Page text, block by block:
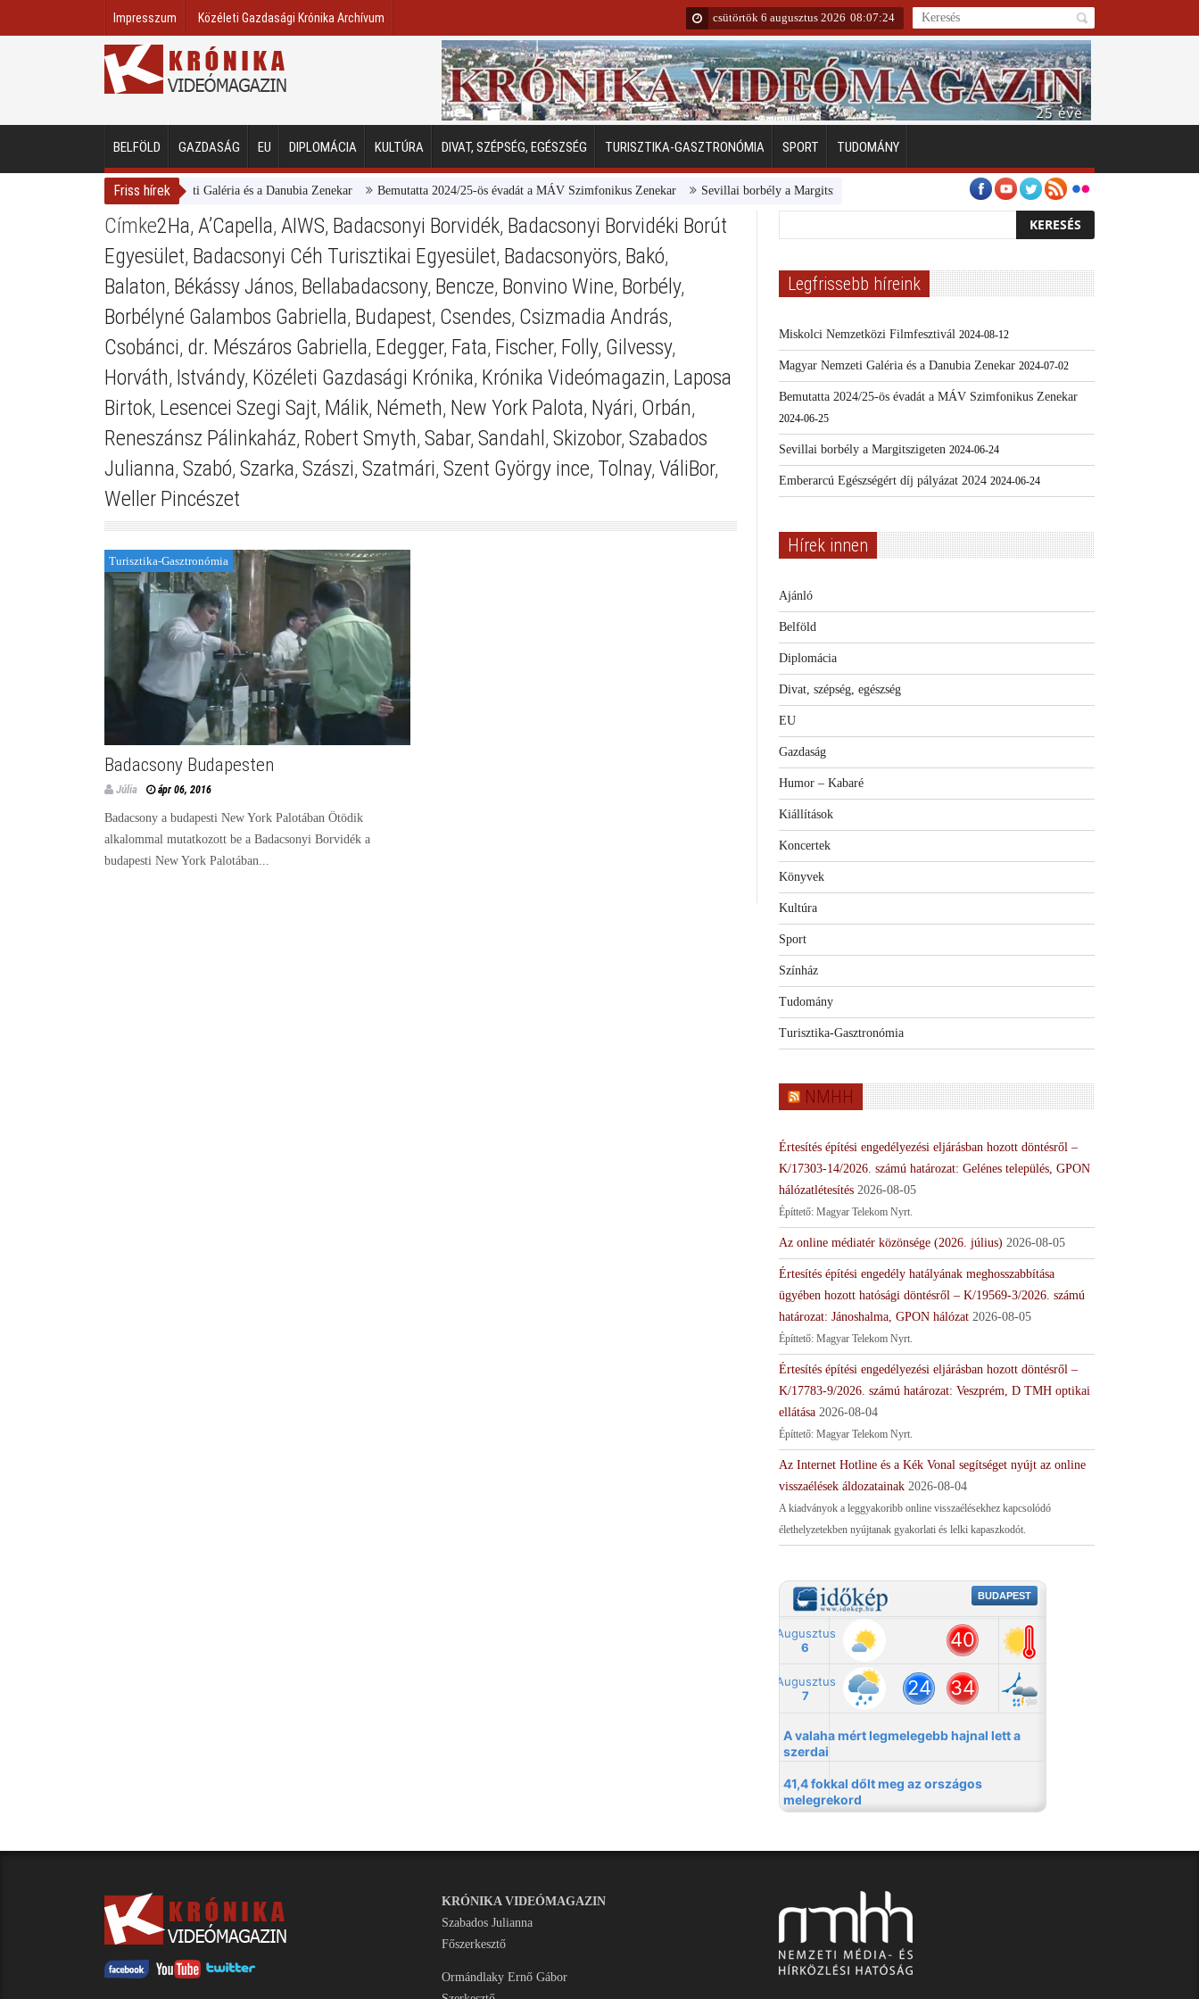
Impresszum Közéleti Gazdasági Krónika Archívum csütörtök 6 augusztus 2026 08:07:25
BELFÖLD GAZDASÁG EU DIPLOMÁCIA KULTÚRA DIVAT, SZÉPSÉG, EGÉSZSÉG TURISZTIKA-GASZTRONÓMIA SPORT TUDOMÁNY
Friss hírek
Magyar Nemzeti Galéria és a Danubia Zenekar Bemutatta 2024/25-ös évadát a MÁV Szimfonikus Zenekar Sevillai borbély a Margitszigeten Emberarcú Egészségért díj pályázat 2024
Címke2Ha, A’Capella, AIWS, Badacsonyi Borvidék, Badacsonyi Borvidéki Borút
Egyesület, Badacsonyi Céh Turisztikai Egyesület, Badacsonyörs, Bakó,
Balaton, Békássy János, Bellabadacsony, Bencze, Bonvino Wine, Borbély,
Borbélyné Galambos Gabriella, Budapest, Csendes, Csizmadia András,
Csobánci, dr. Mészáros Gabriella, Edegger, Fata, Fischer, Folly, Gilvessy,
Horváth, Istvándy, Közéleti Gazdasági Krónika, Krónika Videómagazin, Laposa
Birtok, Lesencei Szegi Sajt, Málik, Németh, New York Palota, Nyári, Orbán,
Reneszánsz Pálinkaház, Robert Smyth, Sabar, Sandahl , Skizobor, Szabados
Julianna, Szabó, Szarka, Szászi, Szatmári, Szent György ince, Tolnay, VáliBor,
Weller Pincészet
Turisztika-Gasztronómia
Badacsony Budapesten
Júlia ápr 06, 2016
Badacsony a budapesti New York Palotában Ötödik
alkalommal mutatkozott be a Badacsonyi Borvidék a
budapesti New York Palotában...
Legfrissebb híreink
Miskolci Nemzetközi Filmfesztivál 2024-08-12
Magyar Nemzeti Galéria és a Danubia Zenekar 2024-07-02
Bemutatta 2024/25-ös évadát a MÁV Szimfonikus Zenekar
2024-06-25
Sevillai borbély a Margitszigeten 2024-06-24
Emberarcú Egészségért díj pályázat 2024 2024-06-24
Hírek innen
Ajánló
Belföld
Diplomácia
Divat, szépség, egészség
EU
Gazdaság
Humor – Kabaré
Kiállítások
Koncertek
Könyvek
Kultúra
Sport
Színház
Tudomány
Turisztika-Gasztronómia
NMHH
Értesítés építési engedélyezési eljárásban hozott döntésről –
K/17303-14/2026. számú határozat: Gelénes település, GPON
hálózatlétesítés 2026-08-05
Építtető: Magyar Telekom Nyrt.
Az online médiatér közönsége (2026. július) 2026-08-05
Értesítés építési engedély hatályának meghosszabbítása
ügyében hozott hatósági döntésről – K/19569-3/2026. számú
határozat: Jánoshalma, GPON hálózat 2026-08-05
Építtető: Magyar Telekom Nyrt.
Értesítés építési engedélyezési eljárásban hozott döntésről –
K/17783-9/2026. számú határozat: Veszprém, D TMH optikai
ellátása 2026-08-04
Építtető: Magyar Telekom Nyrt.
Az Internet Hotline és a Kék Vonal segítséget nyújt az online
visszaélések áldozatainak 2026-08-04
A kiadványok a leggyakoribb online visszaélésekhez kapcsolódó
élethelyzetekben nyújtanak gyakorlati és lelki kapaszkodót.
KRÓNIKA VIDEÓMAGAZIN
Szabados Julianna
Főszerkesztő
Ormándlaky Ernő Gábor